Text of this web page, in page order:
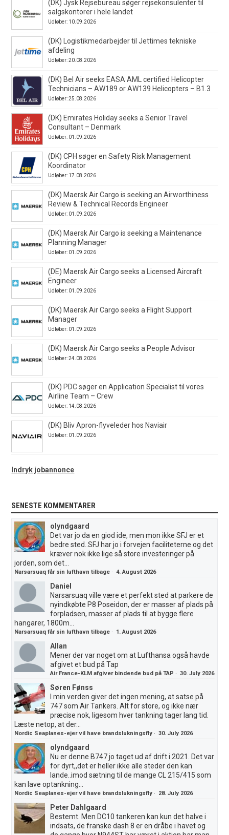
(DK) Jysk Rejsebureau søger rejsekonsulenter til
salgskontorer i hele landet
Udløber: 10.09.2026
(DK) Logistikmedarbejder til Jettimes tekniske
afdeling
Udløber: 20.08.2026
(DK) Bel Air seeks EASA AML certified Helicopter
Technicians – AW189 or AW139 Helicopters – B1.3
Udløber: 25.08.2026
(DK) Emirates Holiday seeks a Senior Travel
Consultant – Denmark
Udløber: 01.09.2026
(DK) CPH søger en Safety Risk Management
Koordinator
Udløber: 17.08.2026
(DK) Maersk Air Cargo is seeking an Airworthiness
Review & Technical Records Engineer
Udløber: 01.09.2026
(DK) Maersk Air Cargo is seeking a Maintenance
Planning Manager
Udløber: 01.09.2026
(DE) Maersk Air Cargo seeks a Licensed Aircraft
Engineer
Udløber: 01.09.2026
(DK) Maersk Air Cargo seeks a Flight Support
Manager
Udløber: 01.09.2026
(DK) Maersk Air Cargo seeks a People Advisor
Udløber: 24.08.2026
(DK) PDC søger en Application Specialist til vores
Airline Team – Crew
Udløber: 14.08.2026
(DK) Bliv Apron-flyveleder hos Naviair
Udløber: 01.09.2026
Indryk jobannonce
SENESTE KOMMENTARER
olyndgaard
Det var jo da en giod ide, men mon ikke SFJ er et
bedre sted..SFJ har jo i forvejen faciliteterne og det
kræver nok ikke lige så store investeringer på
jorden, som det...
Narsarsuaq får sin lufthavn tilbage ·4. August 2026
Daniel
Narsarsuaq ville være et perfekt sted at parkere de
nyindkøbte P8 Poseidon, der er masser af plads på
forpladsen, masser af plads til at bygge flere
hangarer, 1800m...
Narsarsuaq får sin lufthavn tilbage · 1. August 2026
Allan
Mener der var noget om at Lufthansa også havde
afgivet et bud på Tap
Air France-KLM afgiver bindende bud på TAP ·30. July 2026
Søren Fønss
I min verden giver det ingen mening, at satse på
747 som Air Tankers. Alt for store, og ikke nær
præcise nok, ligesom hver tankning tager lang tid.
Læste netop, at der...
Nordic Seaplanes-ejer vil have brandslukningsfly ·30. July 2026
olyndgaard
Nu er denne B747 jo taget ud af drift i 2021. Det var
for dyrt,,det er heller ikke alle steder den kan
lande..imod sætning til de mange CL 215/415 som
kan lave optankning...
Nordic Seaplanes-ejer vil have brandslukningsfly · 28. July 2026
Peter Dahlgaard
Bestemt. Men DC10 tankeren kan kun det halve i
indsats, de franske dash 8 er en dråbe i havet og